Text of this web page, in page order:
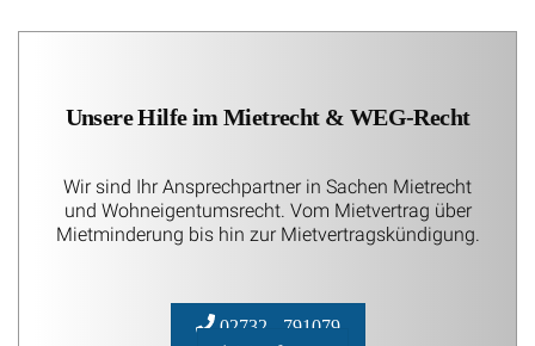
Unsere Hilfe im Mietrecht & WEG-Recht
Wir sind Ihr Ansprechpartner in Sachen Mietrecht
und Wohneigentumsrecht. Vom Mietvertrag über
Mietminderung bis hin zur Mietvertragskündigung.
02732 - 791079